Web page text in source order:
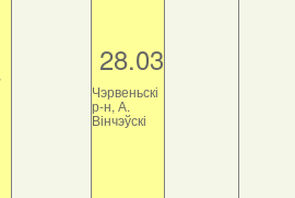
28.03
Чэрвеньскі
р-н, А.
Вінчэўскі